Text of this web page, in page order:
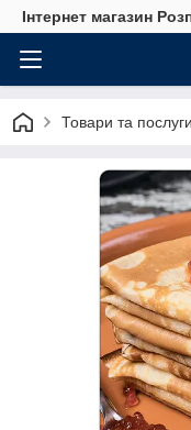
Інтернет магазин
Товари та послуги